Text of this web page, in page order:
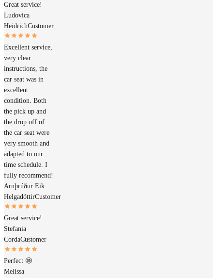
Great service!
Ludovica
HeidrichCustomer
Excellent service,
very clear
instructions, the
car seat was in
excellent
condition. Both
the pick up and
the drop off of
the car seat were
very smooth and
adapted to our
time schedule. I
fully recommend!
Arnþrúður Eik
HelgadóttirCustomer
Great service!
Stefania
CordaCustomer
Perfect 🤩
Melissa